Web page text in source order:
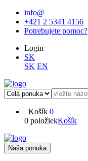
info@
+421 2 5341 4156
Potrebujete pomoc?
Login
SK
SK EN
Košík 0
0 položiekKošík
Naša ponuka